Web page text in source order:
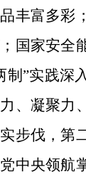
丰富多
国家安
”实践
、凝聚
步伐，
中央领